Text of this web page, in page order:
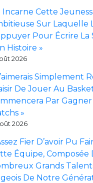
Incarne Cette
Sur Laquelle
Pour Écrire La
Histoire »
2026
Simplement
De Jouer Au
Par Gagner
»
2026
Fier D’avoir Pu
Équipe, Composée
Grands
De Notre